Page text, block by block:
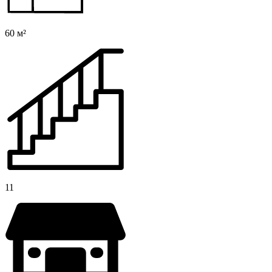
60 м²
11